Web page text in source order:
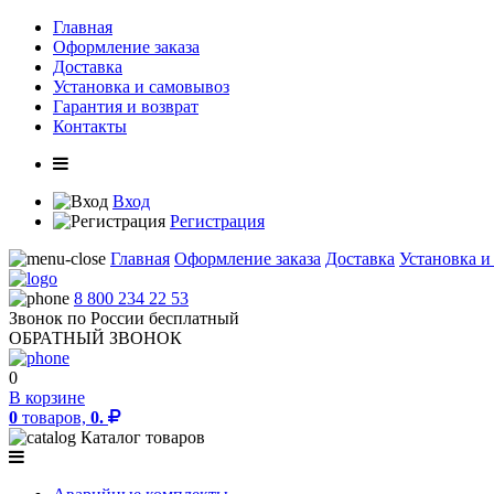
Главная
Оформление заказа
Доставка
Установка и самовывоз
Гарантия и возврат
Контакты
Вход
Регистрация
Главная Оформление заказа Доставка Установка
8 800 234 22 53
Звонок по России бесплатный
ОБРАТНЫЙ ЗВОНОК
0
В корзине
0 товаров, 0.
Каталог товаров